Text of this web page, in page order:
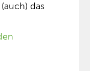
das